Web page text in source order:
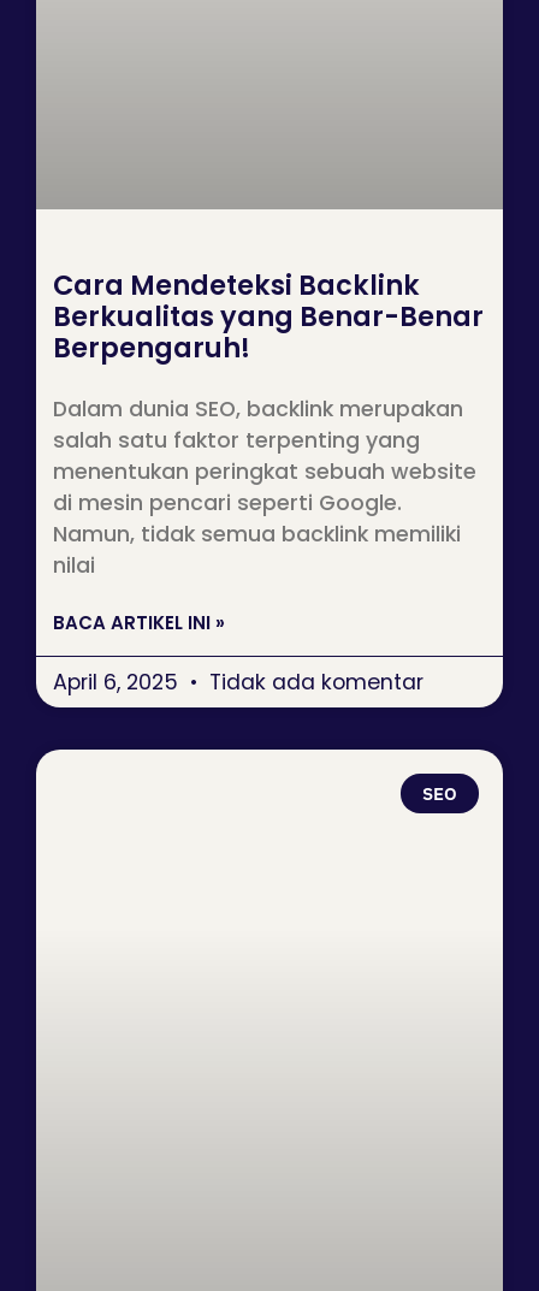
Cara Mendeteksi Backlink
Berkualitas yang Benar-Benar
Berpengaruh!
Dalam dunia SEO, backlink merupakan
salah satu faktor terpenting yang
menentukan peringkat sebuah website
di mesin pencari seperti Google.
Namun, tidak semua backlink memiliki
nilai
BACA ARTIKEL INI »
April 6, 2025 Tidak ada komentar
SEO